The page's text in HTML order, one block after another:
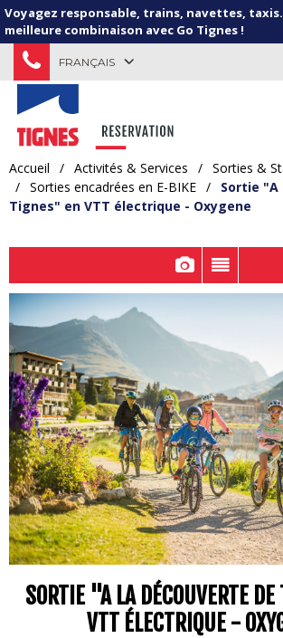
Voyagez responsable, trains, navettes,
meilleure combinaison avec Go Tignes !
FRANÇAIS
Accueil / Activités & Services / Sorties &
/ Sorties encadrées en E-BIKE /
Sortie "A
Tignes" en VTT électrique - Oxygene
SORTIE "A LA DÉCOUVERTE
VTT ÉLECTRIQUE -